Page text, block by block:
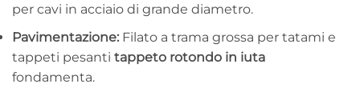
per cavi in ​​acciaio di grande diametro.
Pavimentazione: Filato a trama grossa per tatami e
tappeti pesanti tappeto rotondo in iuta
fondamenta.